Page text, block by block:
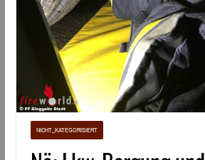
NICHT_KATEGORISIERT